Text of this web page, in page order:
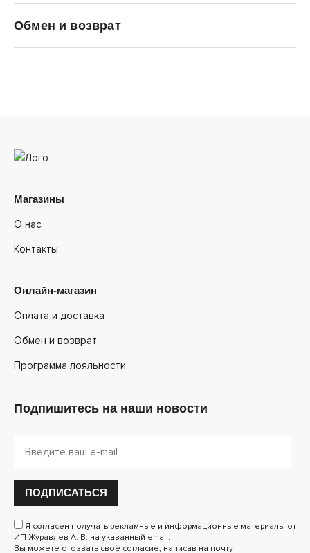
Обмен и возврат
Магазины
О нас
Контакты
Онлайн-магазин
Оплата и доставка
Обмен и возврат
Программа лояльности
Подпишитесь на наши новости
ПОДПИСАТЬСЯ
Я согласен получать рекламные и информационные материалы от
ИП Журавлев А. В. на указанный email.
Вы можете отозвать своё согласие, написав на почту